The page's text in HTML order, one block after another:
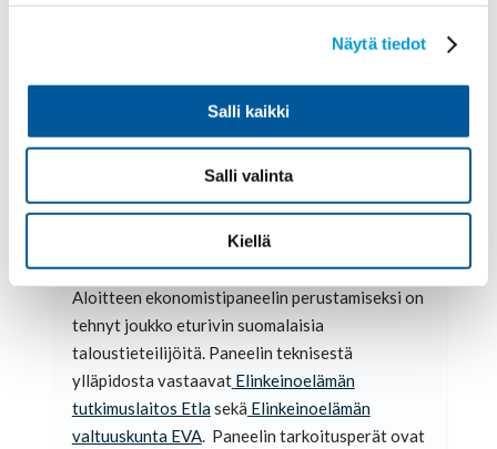
Näytä tiedot
Salli kaikki
Salli valinta
Kiellä
Antti Kauhanen (pj), Kaisa Kotakorpi, Antti
Paneelin taustatahot
Aloitteen ekonomistipaneelin perustamiseksi on
tehnyt joukko eturivin suomalaisia
taloustieteilijöitä. Paneelin teknisestä
ylläpidosta vastaavat Elinkeinoelämän
tutkimuslaitos Etlasekä Elinkeinoelämän
valtuuskunta EVA. Paneelin tarkoitusperät ovat